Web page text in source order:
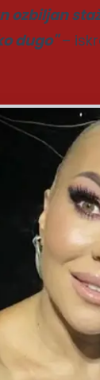
ozbiljan
dugo"–